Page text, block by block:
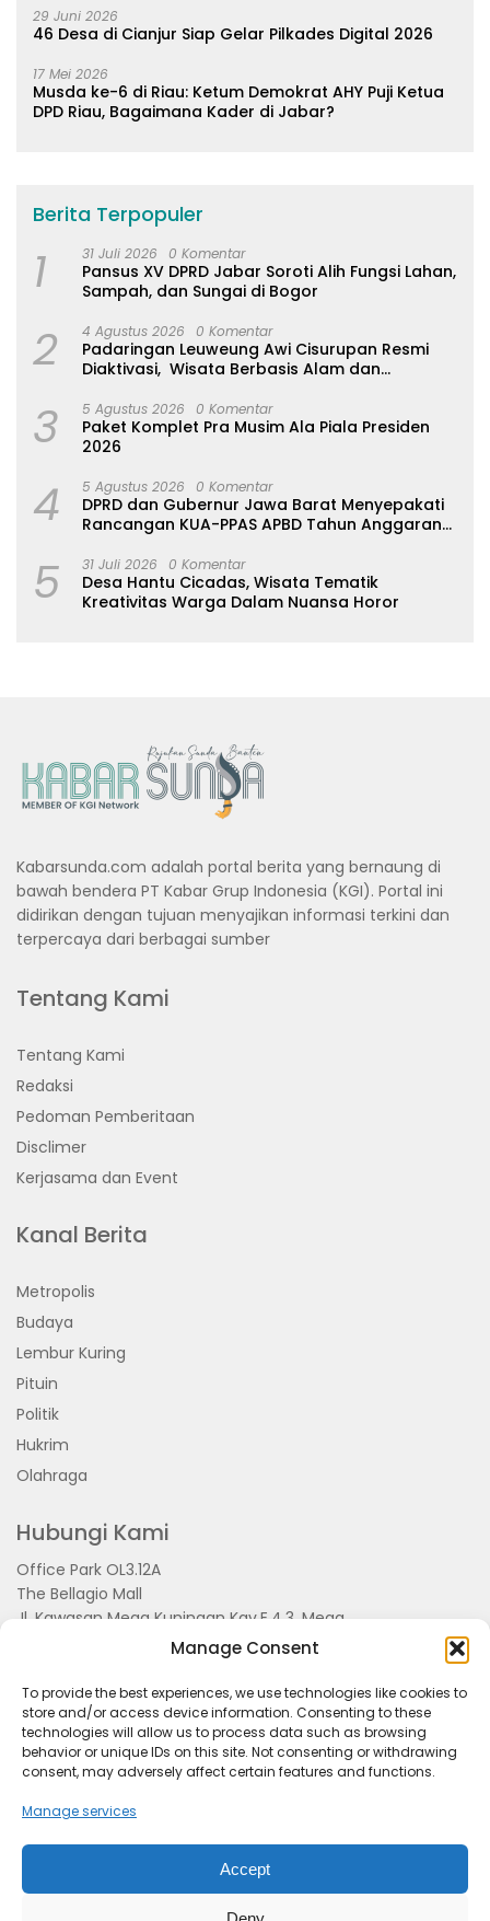
Manage Consent
To provide the best experiences, we use technologies like cookies to
store and/or access device information. Consenting to these
technologies will allow us to process data such as browsing
behavior or unique IDs on this site. Not consenting or withdrawing
consent, may adversely affect certain features and functions.
Manage services
Accept
29 Juni 2026
46 Desa di Cianjur Siap Gelar Pilkades Digital 2026
17 Mei 2026
Musda ke-6 di Riau: Ketum Demokrat AHY Puji Ketua
DPD Riau, Bagaimana Kader di Jabar?
Berita Terpopuler
1 31 Juli 2026 0 Komentar
Pansus XV DPRD Jabar Soroti Alih Fungsi Lahan,
Sampah, dan Sungai di Bogor
2 4 Agustus 2026 0 Komentar
Padaringan Leuweung Awi Cisurupan Resmi
Diaktivasi, Wisata Berbasis Alam dan
3 5 Agustus 2026 0 Komentar
Paket Komplet Pra Musim Ala Piala Presiden
2026
4 5 Agustus 2026 0 Komentar
DPRD dan Gubernur Jawa Barat Menyepakati
Rancangan KUA-PPAS APBD Tahun Anggaran
5 31 Juli 2026 0 Komentar
Desa Hantu Cicadas, Wisata Tematik
Kreativitas Warga Dalam Nuansa Horor
Kabarsunda.com adalah portal berita yang bernaung di
bawah bendera PT Kabar Grup Indonesia (KGI). Portal ini
didirikan dengan tujuan menyajikan informasi terkini dan
terpercaya dari berbagai sumber
Tentang Kami
Tentang Kami
Redaksi
Pedoman Pemberitaan
Disclimer
Kerjasama dan Event
Kanal Berita
Metropolis
Budaya
Lembur Kuring
Pituin
Politik
Hukrim
Olahraga
Hubungi Kami
Office Park OL3.12A
The Bellagio Mall
Jl. Kawasan Mega Kuningan Kav.E.4.3, Mega
Kuningan, Kel. Kuningan Timur,
Kec.Setiabudi, Jakarta Selatan 15810
Kerjasama dan Event